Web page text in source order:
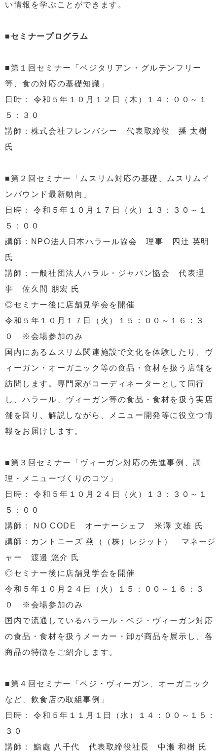
い情報を学ぶことができます。
■セミナープログラム
■第１回セミナー「ベジタリアン・グルテンフリー
等、食の対応の基礎知識」
日時： 令和５年１０月１２日（木）１４：００～１
５：３０
講師：株式会社フレンバシー 代表取締役 播 太樹
氏
■第２回セミナー「ムスリム対応の基礎、ムスリムイ
ンバウンド最新動向」
日時： 令和５年１０月１７日（火）１３：３０～１
５：００
講師：NPO法人日本ハラール協会 理事 四辻 英明
氏
講師：一般社団法人ハラル・ジャパン協会 代表理
事 佐久間 朋宏 氏
◎セミナー後に店舗見学会を開催
令和５年１０月１７日（火）１５：００～１６：３
０ ※会場参加のみ
国内にあるムスリム関連施設で文化を体験したり、ヴ
ィーガン・オーガニック等の食品・食材を扱う店舗を
訪問します。専門家がコーディネーターとして同行
し、ハラール、ヴィーガン等の食品・食材を扱う実店
舗を回り、解説しながら、メニュー開発等に役立つ情
報をお届けします。
■第３回セミナー「ヴィーガン対応の先進事例、調
理・メニューづくりのコツ」
日時： 令和５年１０月２４日（火）１３：３０～１
５：００
講師： NO CODE オーナーシェフ 米澤 文雄 氏
講師：カントニーズ 燕（（株）レジット） マネージ
ャー 渡邉 悠介 氏
◎セミナー後に店舗見学会を開催
令和５年１０月２４日（火）１５：００～１６：３
０ ※会場参加のみ
国内で流通しているハラール・ベジ・ヴィーガン対応
の食品・食材を扱うメーカー・卸が商品を展示し、各
商品の特徴をご紹介します。
■第４回セミナー「ベジ・ヴィーガン、オーガニック
など、飲食店の取組事例」
日時： 令和５年１１月１日（水）１４：００～１５：
３０
講師： 鮨處 八千代 代表取締役社長 中瀬 和樹 氏